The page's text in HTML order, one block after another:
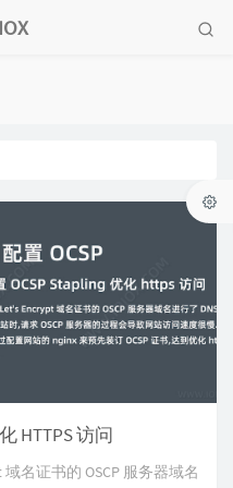
HTTPS 访问
名证书的 OSCP 服务器域名